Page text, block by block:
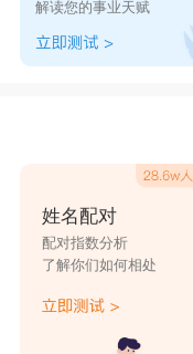
解读您的事业天赋
姓名配对
配对指数分析
了解你们如何相处